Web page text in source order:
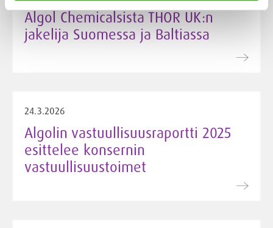
Algol Chemicalsista THOR UK:n
jakelija Suomessa ja Baltiassa
24.3.2026
Algolin vastuullisuusraportti 2025
esittelee konsernin
vastuullisuustoimet